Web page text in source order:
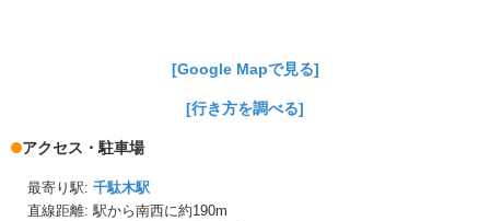
[Google Mapで見る]
[行き方を調べる]
アクセス・駐車場
最寄り駅: 千駄木駅
直線距離: 駅から南西に約190m